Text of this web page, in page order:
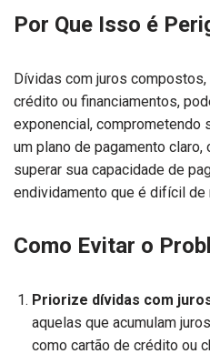
Por Que Isso é
Dívidas com juros
crédito ou financiamentos,
exponencial, comprometendo
um plano de pagamento
superar sua capacidade de
endividamento que é difícil de
Como Evitar o
Priorize dívidas com
aquelas que acumulam
como cartão de crédito ou